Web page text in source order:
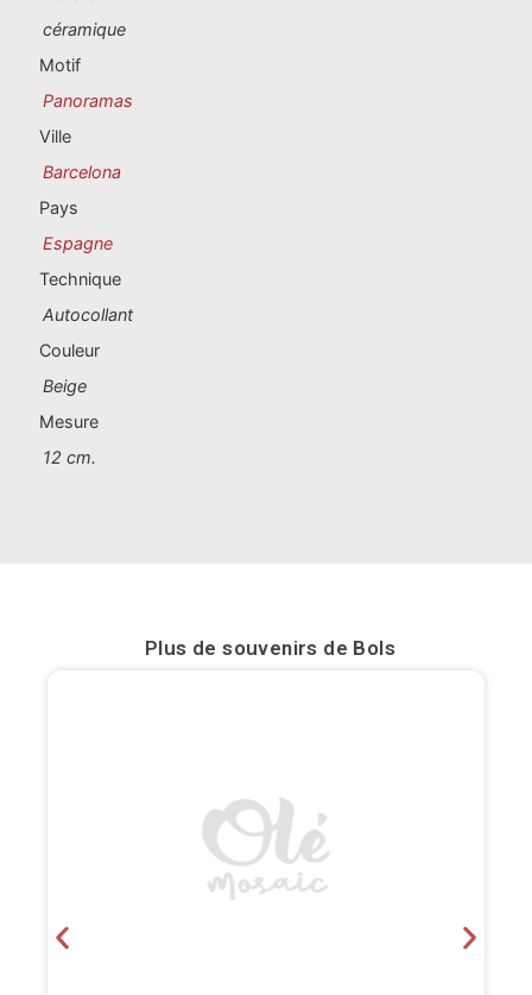
Alicante
Ávila
Barcelona
Cartagena
céramique
Motif
Panoramas
Ville
Barcelona
Pays
Espagne
Technique
Autocollant
Couleur
Beige
Mesure
12 cm.
Plus de souvenirs de Bols